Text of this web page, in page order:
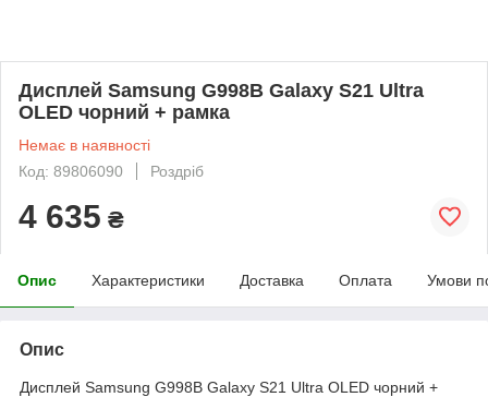
Дисплей Samsung G998B Galaxy S21 Ultra
OLED чорний + рамка
Немає в наявності
Код: 89806090
Роздріб
4 635 ₴
Опис Характеристики Доставка Оплата Умови
Опис
Дисплей Samsung G998B Galaxy S21 Ultra OLED чорний +